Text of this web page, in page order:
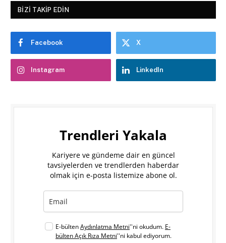
BIZI TAKIP EDIN
Facebook X
Instagram LinkedIn
Trendleri Yakala
Kariyere ve gündeme dair en güncel
tavsiyelerden ve trendlerden haberdar
olmak için e-posta listemize abone ol.
E-bültenAydınlatma Metni''ni okudum. E-
bülten Açık Rıza Metni''ni kabul ediyorum.